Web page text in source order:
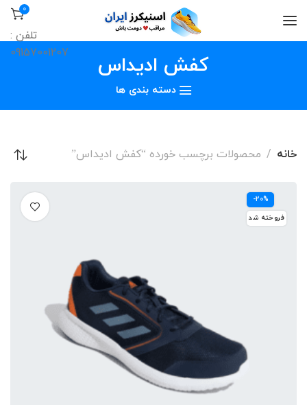
0
تلفن :
09157001207
کفش ادیداس
دسته بندی ها
خانه محصولات برچسب خورده “کفش ادیداس”
-20%
فروخته شد